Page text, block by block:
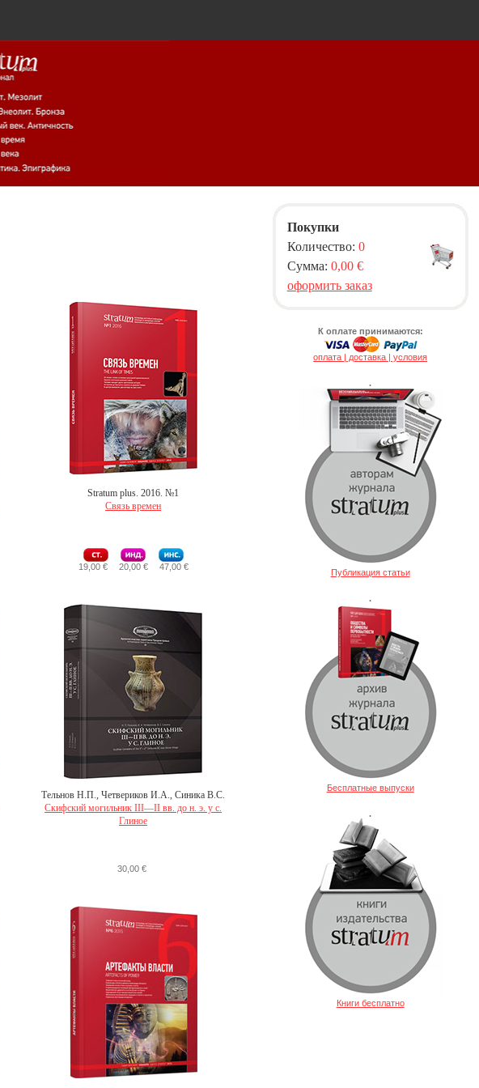
Stratum plus. 2016. №1
Связь времен
19,00 € 20,00 € 47,00 €
Тельнов Н.П., Четвериков И.А., Синика В.С.
Скифский могильник III—II вв. до н. э. у с.
Глиное
30,00 €
Покупки
Количество: 0
Сумма: 0,00 €
оформить заказ
К оплате принимаются:
оплата | доставка | условия
.
Публикация статьи
.
Бесплатные выпуски
.
Книги бесплатно